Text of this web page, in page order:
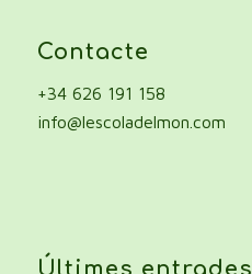
Contacte
+34 626 191 158
info@lescoladelmon.com